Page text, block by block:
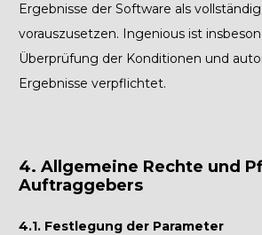
Ergebnisse der Software als
vorauszusetzen. Ingenious ist
Überprüfung der Konditionen und
Ergebnisse verpflichtet.
4. Allgemeine Rechte und
Auftraggebers
4.1. Festlegung der Parameter